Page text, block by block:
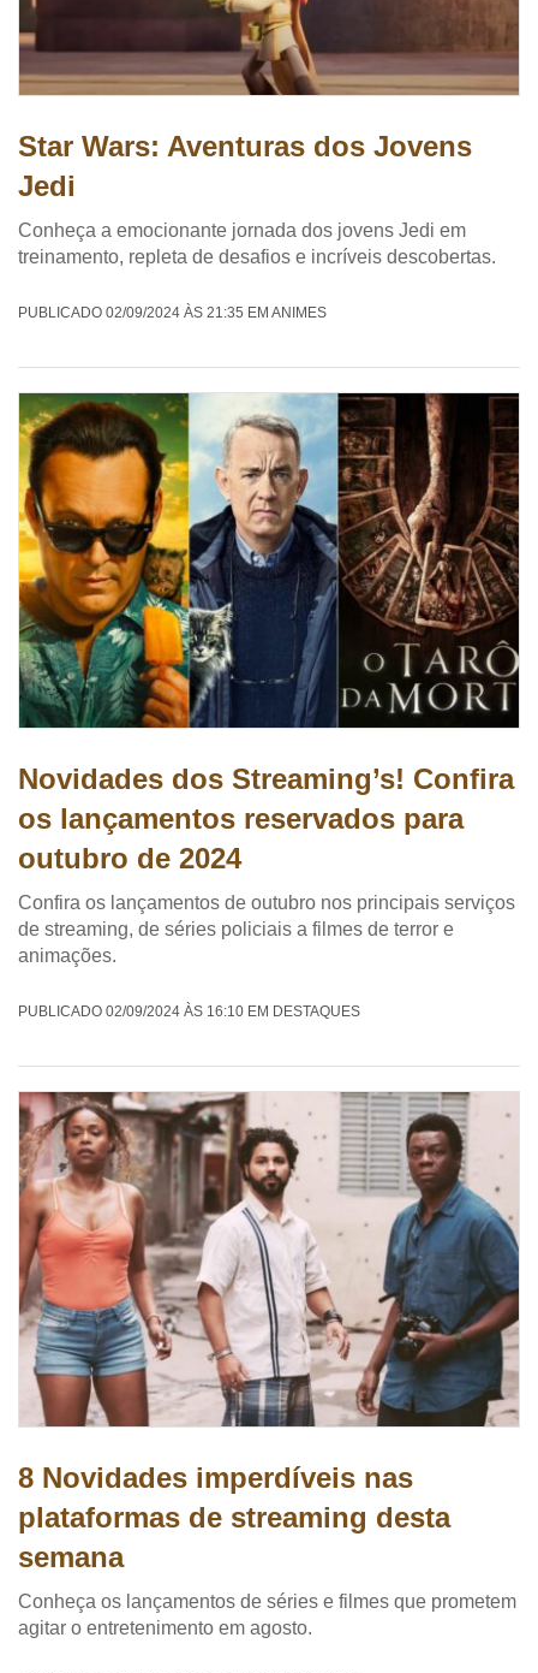
Star Wars: Aventuras dos Jovens
Jedi
Conheça a emocionante jornada dos jovens Jedi em
treinamento, repleta de desafios e incríveis descobertas.
PUBLICADO 02/09/2024 ÀS 21:35 EM ANIMES
Novidades dos Streaming’s! Confira
os lançamentos reservados para
outubro de 2024
Confira os lançamentos de outubro nos principais serviços
de streaming, de séries policiais a filmes de terror e
animações.
PUBLICADO 02/09/2024 ÀS 16:10 EM DESTAQUES
8 Novidades imperdíveis nas
plataformas de streaming desta
semana
Conheça os lançamentos de séries e filmes que prometem
agitar o entretenimento em agosto.